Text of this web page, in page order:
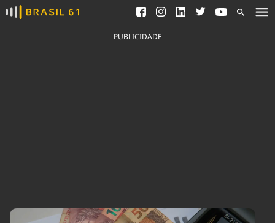
Ver todas as notícias
Saneamento
Indicadores
PUBLICIDADE